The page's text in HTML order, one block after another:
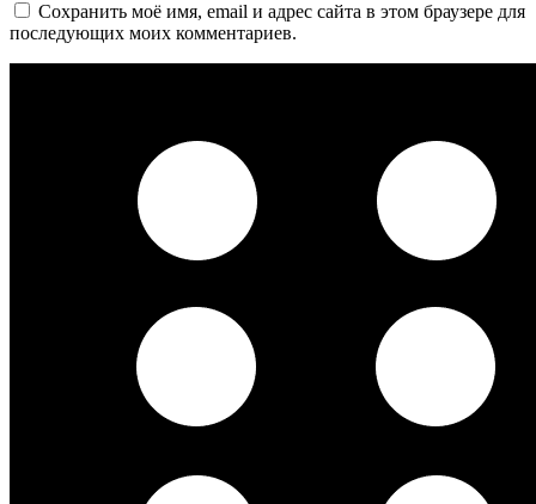
Сохранить моё имя, email и адрес сайта в этом браузере для
последующих моих комментариев.